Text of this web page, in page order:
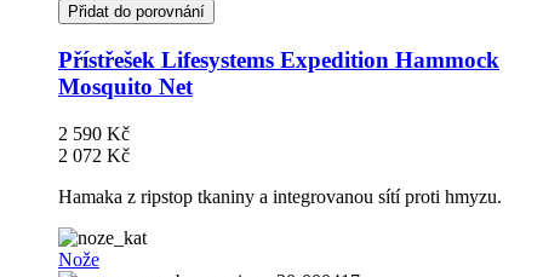
Přidat do porovnání
Přístřešek Lifesystems Expedition Hammock
Mosquito Net
2 590 Kč
2 072 Kč
Hamaka z ripstop tkaniny a integrovanou sítí proti hmyzu.
Nože